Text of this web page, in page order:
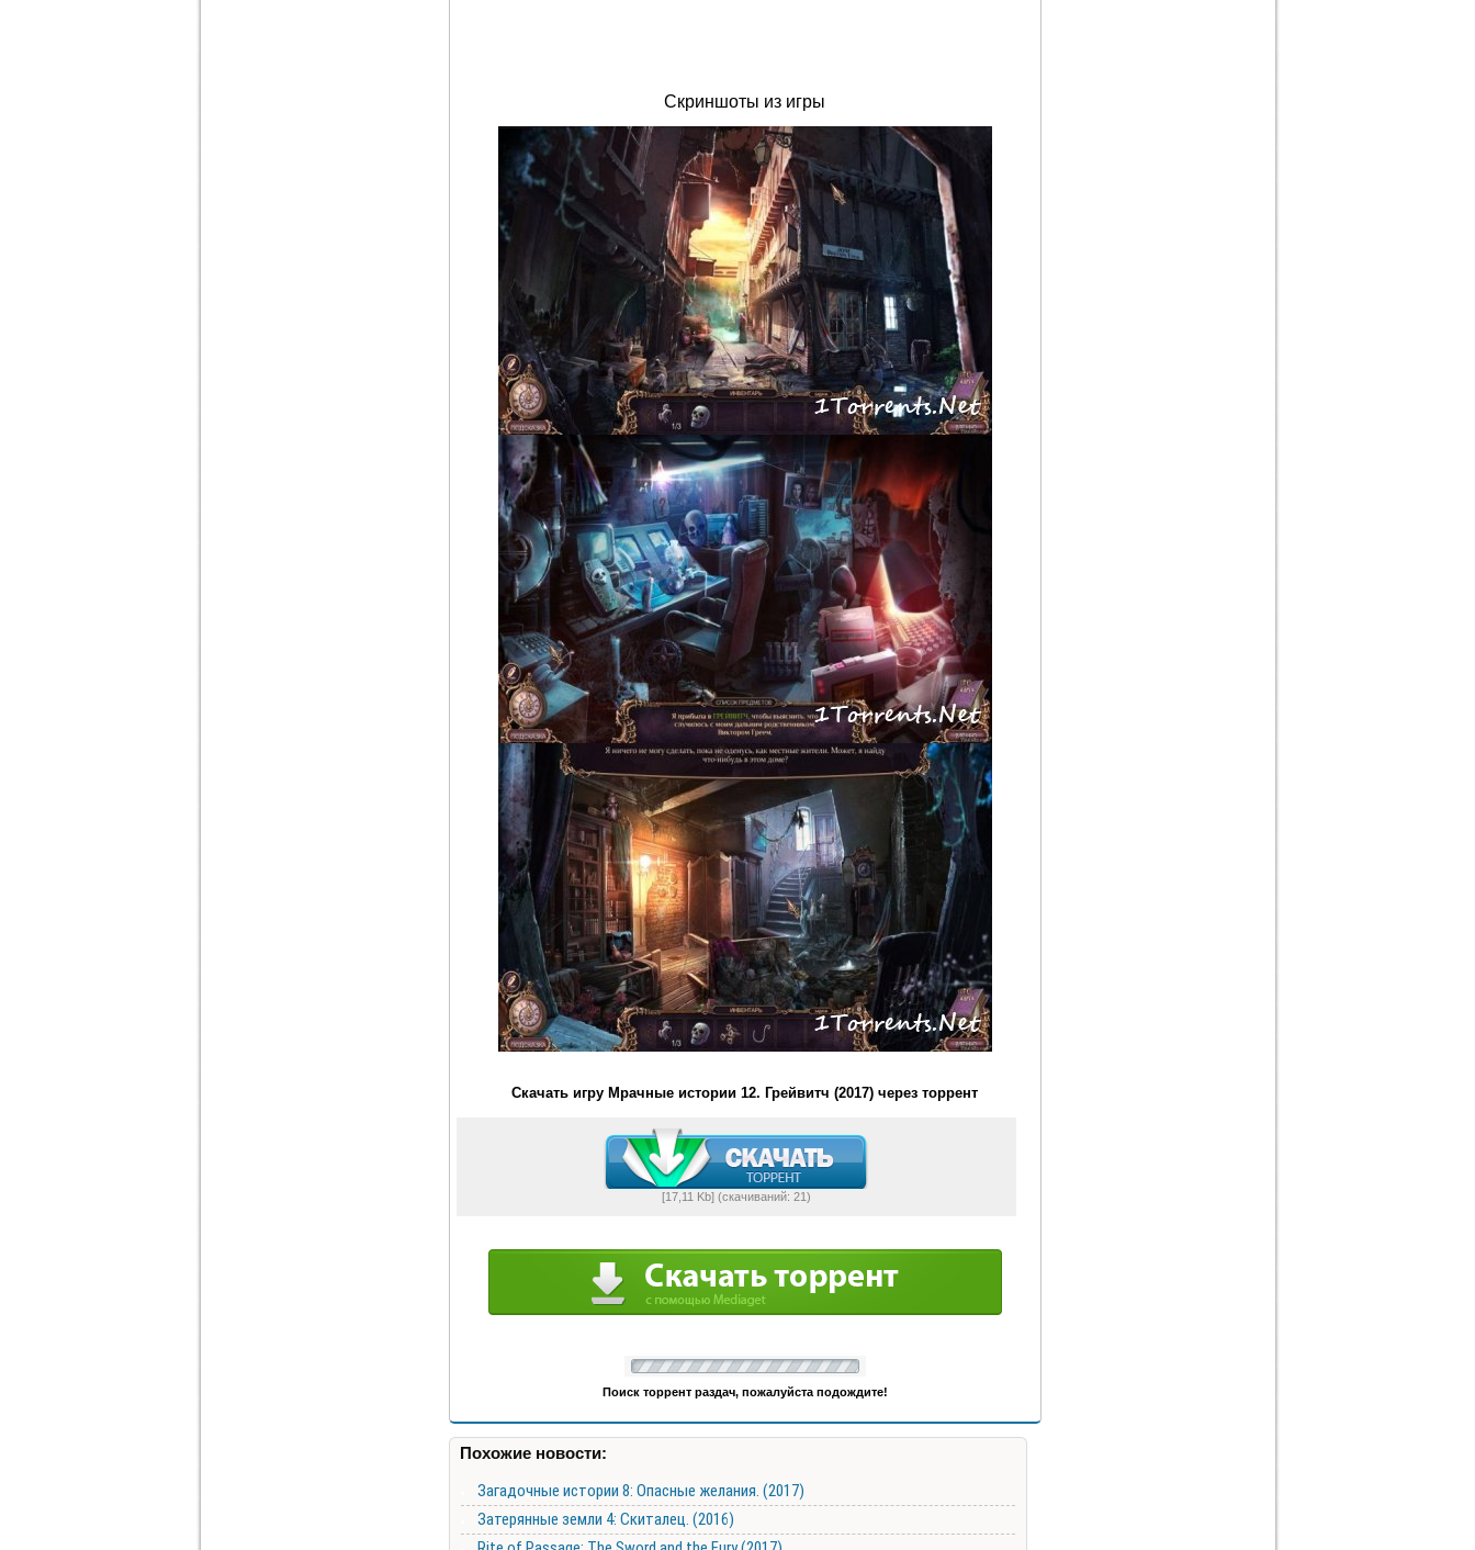
Скриншоты из игры
Скачать игру Мрачные истории 12. Грейвитч (2017) через торрент
[17,11 Kb] (cкачиваний: 21)
Поиск торрент раздач, пожалуйста подождите!
Похожие новости:
Загадочные истории 8: Опасные желания. (2017)
Затерянные земли 4: Скиталец. (2016)